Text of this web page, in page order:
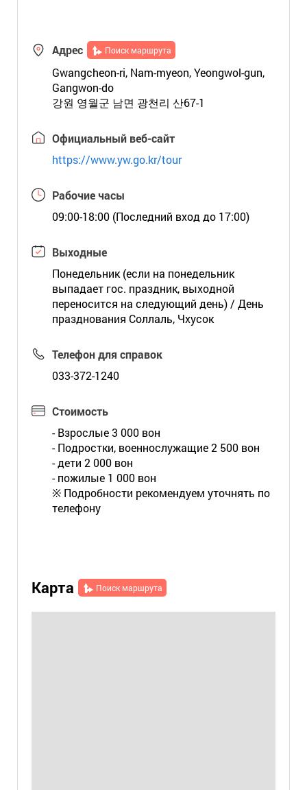
Адрес Поиск маршрута
Gwangcheon-ri, Nam-myeon, Yeongwol-gun,
Gangwon-do
강원 영월군 남면 광천리 산67-1
Официальный веб-сайт
https://www.yw.go.kr/tour
Рабочие часы
09:00-18:00 (Последний вход до 17:00)
Выходные
Понедельник (если на понедельник
выпадает гос. праздник, выходной
переносится на следующий день) / День
празднования Соллаль, Чхусок
Телефон для справок
033-372-1240
Стоимость
- Взрослые 3 000 вон
- Подростки, военнослужащие 2 500 вон
- дети 2 000 вон
- пожилые 1 000 вон
※ Подробности рекомендуем уточнять по
телефону
Карта Поиск маршрута